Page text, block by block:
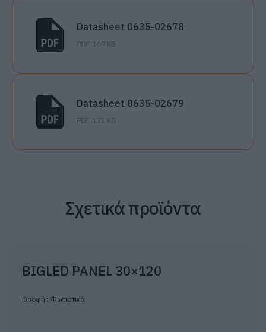
Datasheet 0635-02678
PDF 169 KB
Datasheet 0635-02679
PDF 171 KB
Σχετικά προϊόντα
BIGLED PANEL 30×120
Οροφής Φωτιστικά